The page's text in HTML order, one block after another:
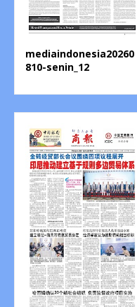
mediaindonesia20260
810-senin_12